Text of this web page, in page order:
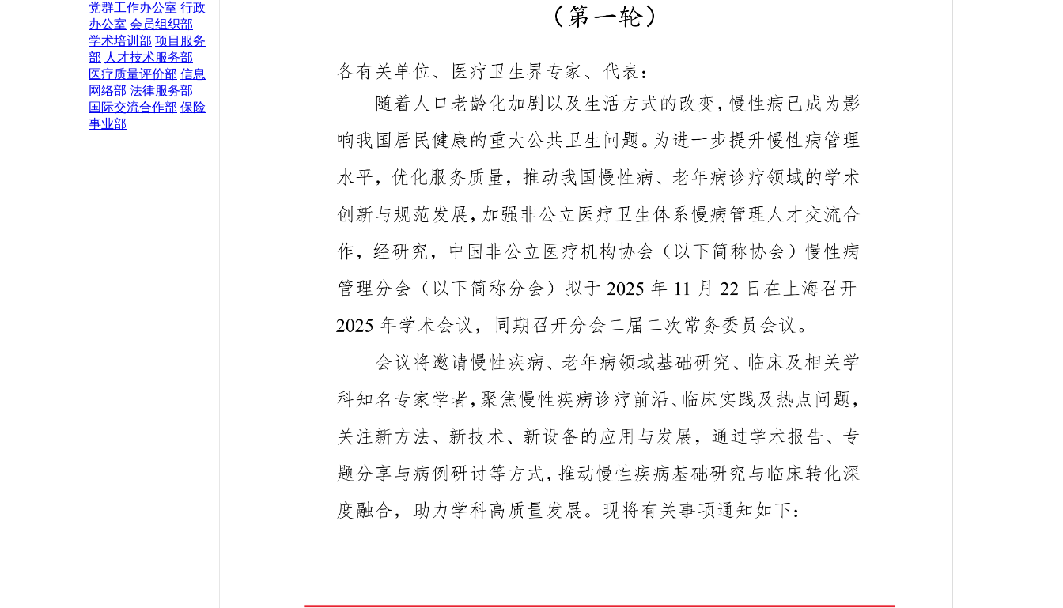
党群工作办公室 行政
办公室 会员组织部
学术培训部 项目服务
部 人才技术服务部
医疗质量评价部 信息
网络部 法律服务部
国际交流合作部 保险
事业部